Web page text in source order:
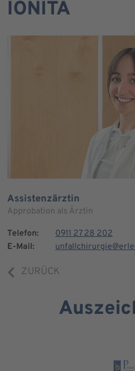
IONITA
Assistenzärztin
Approbation als Ärztin
Telefon:
0911 27 28 202
E-Mail:
ZURÜCK